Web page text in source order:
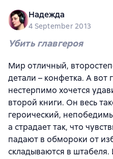
Надежда
4 September 2013
Убить главгероя
Мир отличный,
детали – конфетка. А вот
нестерпимо хочется
второй книги. Он весь
героический,
а страдает так, что
падают в обмороки от
складываются в